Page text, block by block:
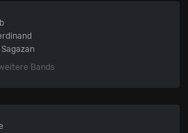
Bands